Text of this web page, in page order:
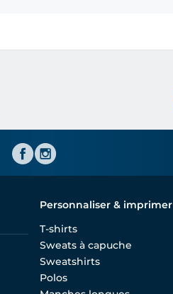
Personnaliser & imprimer
T-shirts
Sweats à capuche
Sweatshirts
Polos